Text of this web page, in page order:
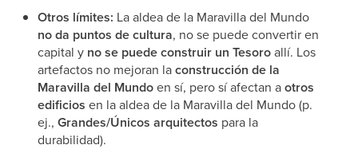
Otros límites: La aldea de la Maravilla del Mundo
no da puntos de cultura, no se puede convertir en
capital y no se puede construir un Tesoroallí. Los
artefactos no mejoran laconstrucción de la
Maravilla del Mundoen sí, pero sí afectan aotros
edificios en la aldea de la Maravilla del Mundo (p.
ej., Grandes/Únicos arquitectos para la
durabilidad).